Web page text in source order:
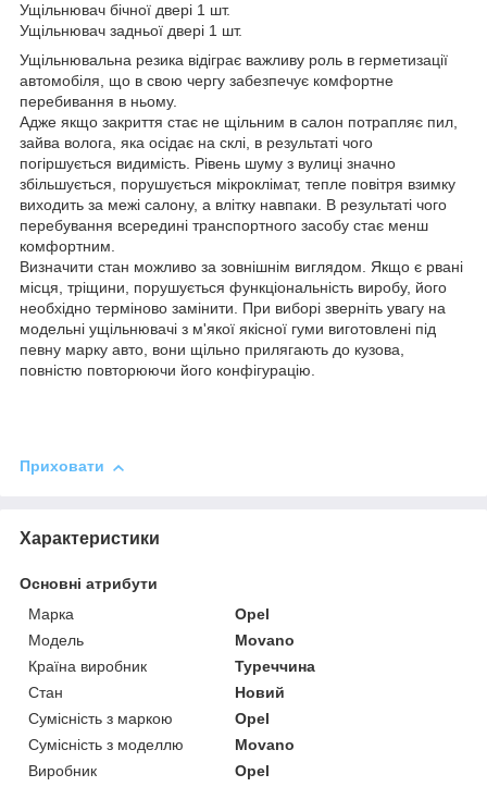
Ущільнювач бічної двері 1 шт.
Ущільнювач задньої двері 1 шт.
Ущільнювальна резика відіграє важливу роль в герметизації
автомобіля, що в свою чергу забезпечує комфортне
перебивання в ньому.
Адже якщо закриття стає не щільним в салон потрапляє пил,
зайва волога, яка осідає на склі, в результаті чого
погіршується видимість. Рівень шуму з вулиці значно
збільшується, порушується мікроклімат, тепле повітря взимку
виходить за межі салону, а влітку навпаки. В результаті чого
перебування всередині транспортного засобу стає менш
комфортним.
Визначити стан можливо за зовнішнім виглядом. Якщо є рвані
місця, тріщини, порушується функціональність виробу, його
необхідно терміново замінити. При виборі зверніть увагу на
модельні ущільнювачі з м'якої якісної гуми виготовлені під
певну марку авто, вони щільно прилягають до кузова,
повністю повторюючи його конфігурацію.
Приховати
Характеристики
Основні атрибути
Марка
Opel
Модель
Movano
Країна виробник
Туреччина
Стан
Новий
Сумісність з маркою
Opel
Сумісність з моделлю
Movano
Виробник
Opel